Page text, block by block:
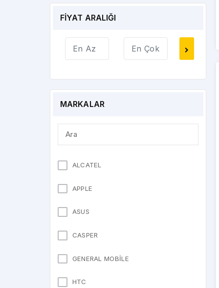
NFC
ON-OFF FLEX
PARMAK İZİ
SENSÖR
ŞARJ BORDU
ŞARJ SOKETİ
TUŞ BORDU
VİDA
FİYAT ARALIĞI
MARKALAR
ALCATEL
APPLE
ASUS
CASPER
GENERAL MOBİLE
HTC